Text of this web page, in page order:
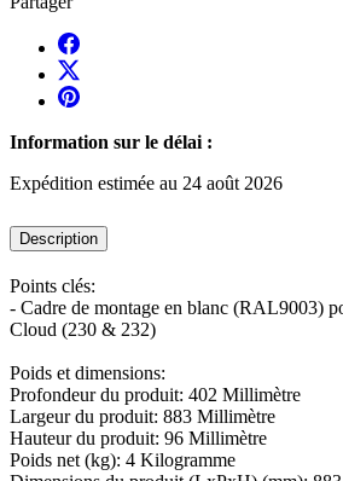
Information sur le délai :
Expédition estimée au 24 août 2026
Description
Points clés:
- Cadre de montage en blanc (RAL9003)
Cloud (230 & 232)
Poids et dimensions:
Profondeur du produit: 402 Millimètre
Largeur du produit: 883 Millimètre
Hauteur du produit: 96 Millimètre
Poids net (kg): 4 Kilogramme